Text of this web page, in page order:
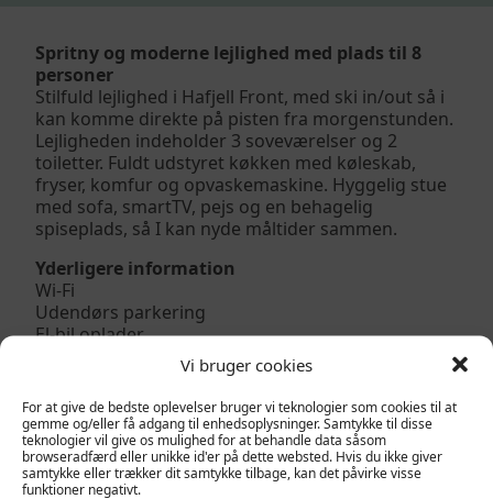
Vi bruger cookies
For at give de bedste oplevelser bruger vi teknologier som cookies til at
gemme og/eller få adgang til enhedsoplysninger. Samtykke til disse
teknologier vil give os mulighed for at behandle data såsom
browseradfærd eller unikke id'er på dette websted. Hvis du ikke giver
samtykke eller trækker dit samtykke tilbage, kan det påvirke visse
funktioner negativt.
Spritny og moderne lejlighed med plads til 8
personer
Stilfuld lejlighed i Hafjell Front, med ski in/out så i
kan komme direkte på pisten fra morgenstunden.
Lejligheden indeholder 3 soveværelser og 2
toiletter. Fuldt udstyret køkken med køleskab,
fryser, komfur og opvaskemaskine. Hyggelig stue
med sofa, smartTV, pejs og en behagelig
spiseplads, så I kan nyde måltider sammen.
Yderligere information
Wi-Fi
Udendørs parkering
El-bil oplader
Husdyr er ikke tilladt